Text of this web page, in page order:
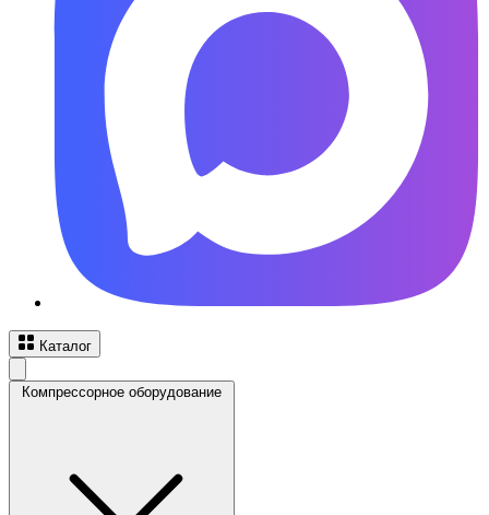
Каталог
Компрессорное оборудование